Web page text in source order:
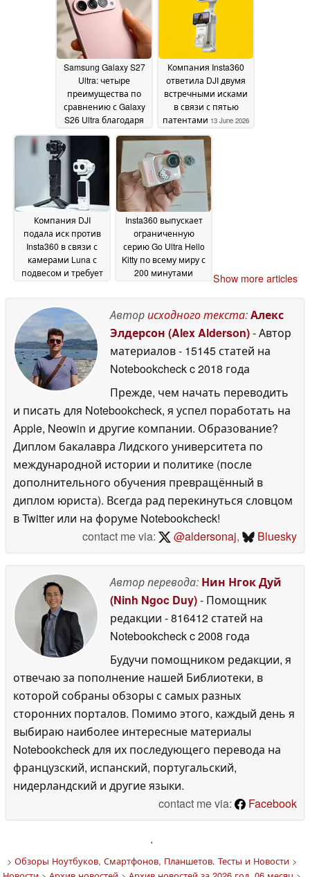
Samsung Galaxy S27
Ultra: четыре
преимущества по
сравнению с Galaxy
S26 Ultra благодаря
тройной камерой
June 2026
Компания Insta360
ответила DJI двумя
встречными исками
в связи с пятью
патентами 13 June 2026
Компания DJI
подала иск против
Insta360 в связи с
камерами Luna с
подвесом и требует
June 2026
Insta360 выпускает
ограниченную
серию Go Ultra Hello
Kitty по всему миру с
200 минутами
Show more articles
Авторисходного текста:Алекс
Элдерсон (Alex Alderson)- Автор
материалов- 15145 статей на
Notebookcheckc 2018 года
Прежде, чем начать переводить
и писать для Notebookcheck, я успел поработать на
Apple, Neowin и другие компании. Образование?
Диплом бакалавра Лидского университета по
международной истории и политике (после
дополнительного обучения превращённый в
диплом юриста). Всегда рад перекинуться словцом
в Twitter или на форуме Notebookcheck!
contact me via:
@aldersonaj, Bluesky
Автор перевода: Нин Нгок Дуй
(Ninh Ngoc Duy)- Помощник
редакции - 816412 статей на
Notebookcheckc 2008 года
Будучи помощником редакции, я
отвечаю за пополнение нашей Библиотеки, в
которой собраны обзоры с самых разных
сторонних порталов. Помимо этого, каждый день я
выбираю наиболее интересные материалы
Notebookcheck для их последующего перевода на
французский, испанский, португальский,
нидерландский и другие языки.
contact me via:
Facebook
'
> Обзоры Ноутбуков, Смартфонов, Планшетов. Тесты и Новости>